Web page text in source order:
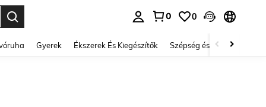
0 0
Gyerek Ékszerek És Kiegészítők Szépség és egészség